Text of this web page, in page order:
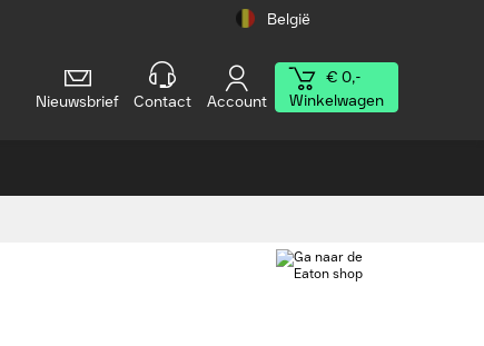
België
Nieuwsbrief Contact Account
€ 0,-
Winkelwagen